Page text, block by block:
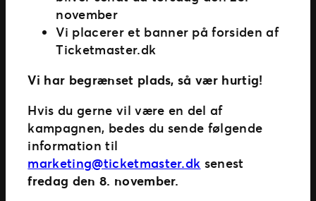
november
Vi placerer et banner på forsiden af
Ticketmaster.dk
Vi har begrænset plads, så vær hurtig!
Hvis du gerne vil være en del af
kampagnen, bedes du sende følgende
information til
marketing@ticketmaster.dk senest
fredag den 8. november.